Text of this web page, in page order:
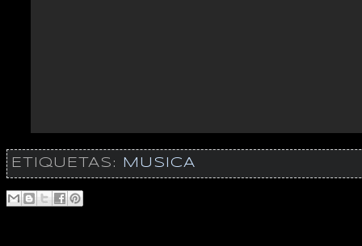
ETIQUETAS: MUSICA